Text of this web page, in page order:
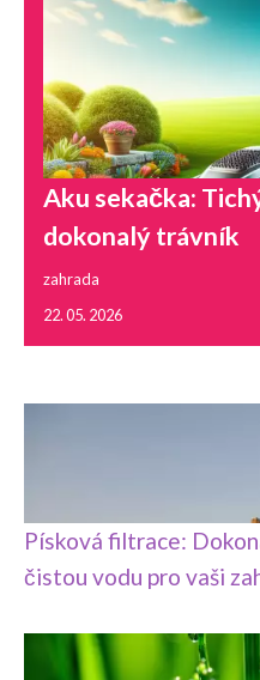
Aku sekačka:
dokonalý trávník
zahrada
22. 05. 2026
Písková filtrace:
čistou vodu pro vaši